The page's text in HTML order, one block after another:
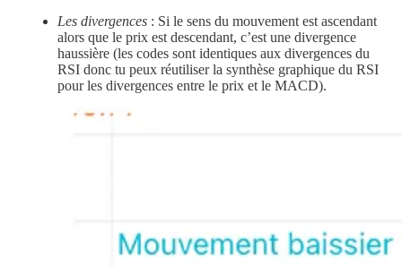
Les divergences : Si le sens du mouvement est ascendant
alors que le prix est descendant, c’est une divergence
haussière (les codes sont identiques aux divergences du
RSI donc tu peux réutiliser la synthèse graphique du RSI
pour les divergences entre le prix et le MACD).